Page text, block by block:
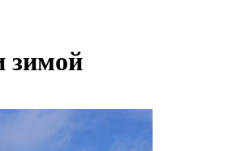
зимой